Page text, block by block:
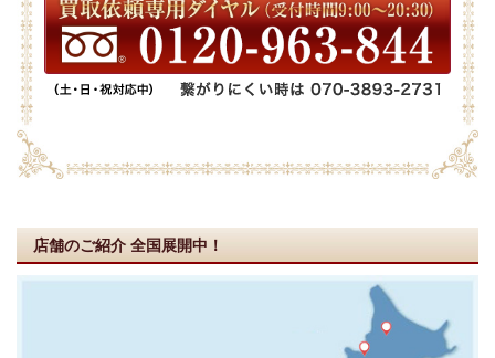
店舗のご紹介 全国展開中！